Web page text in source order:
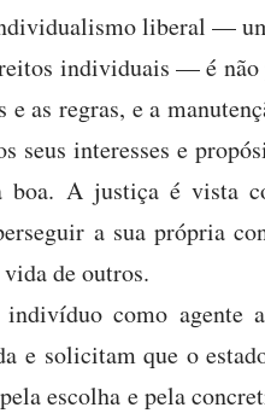
liberal —
individuais — é
as regras, e a
interesses e
boa. A justiça é vista
a sua própria
de outros.
como agente
e solicitam que o
escolha e pela